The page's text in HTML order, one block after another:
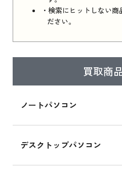
・検索にヒットしない
ださい。
買取商
ノートパソコン
デスクトップパソコン
iPad 11インチ 2025
はこちら
ら
iPad mini シリーズ
iPad mini 8.3インチ